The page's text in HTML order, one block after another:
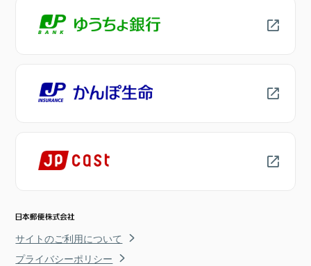
サイトのご利用について
プライバシーポリシー